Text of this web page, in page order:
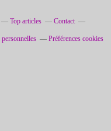
Top articles Contact
Préférences cookies